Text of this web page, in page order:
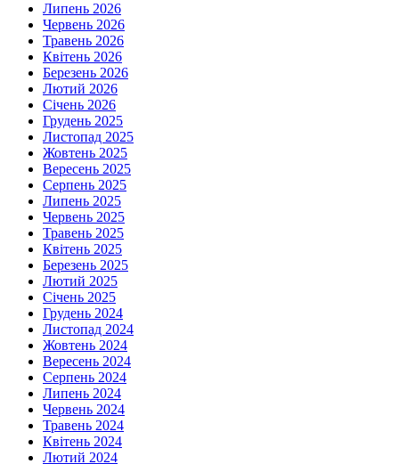
Липень 2026
Червень 2026
Травень 2026
Квітень 2026
Березень 2026
Лютий 2026
Січень 2026
Грудень 2025
Листопад 2025
Жовтень 2025
Вересень 2025
Серпень 2025
Липень 2025
Червень 2025
Травень 2025
Квітень 2025
Березень 2025
Лютий 2025
Січень 2025
Грудень 2024
Листопад 2024
Жовтень 2024
Вересень 2024
Серпень 2024
Липень 2024
Червень 2024
Травень 2024
Квітень 2024
Лютий 2024